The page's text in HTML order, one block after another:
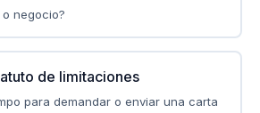
negocio?
de limitaciones
para demandar o enviar una carta